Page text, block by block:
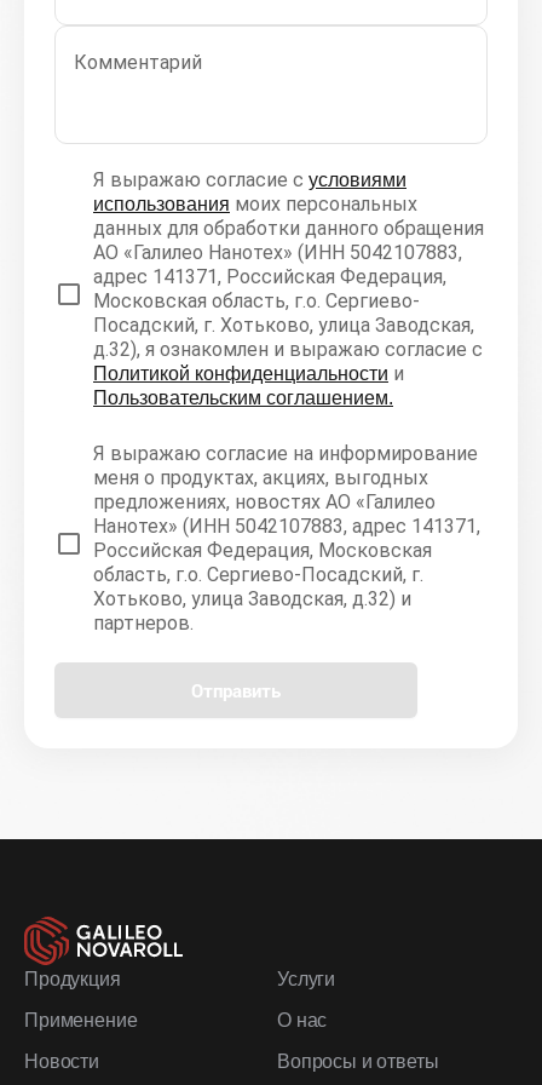
Комментарий
Я выражаю согласие с условиями
использования моих персональных
данных для обработки данного обращения
АО «Галилео Нанотех» (ИНН 5042107883,
адрес 141371, Российская Федерация,
Московская область, г.о. Сергиево-
Посадский, г. Хотьково, улица Заводская,
д.32), я ознакомлен и выражаю согласие с
Политикой конфиденциальности и
Пользовательским соглашением.
Я выражаю согласие на информирование
меня о продуктах, акциях, выгодных
предложениях, новостях АО «Галилео
Нанотех» (ИНН 5042107883, адрес 141371,
Российская Федерация, Московская
область, г.о. Сергиево-Посадский, г.
Хотьково, улица Заводская, д.32) и
партнеров.
Отправить
Продукция
Услуги
Применение
О нас
Новости
Вопросы и ответы